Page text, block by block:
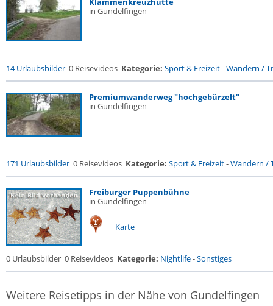
in Gundelfingen
14 Urlaubsbilder 0 Reisevideos Kategorie: Sport & Freizeit-Wandern /
Premiumwanderweg "hochgebürzelt"
in Gundelfingen
171 Urlaubsbilder 0 Reisevideos Kategorie: Sport & Freizeit-Wandern /
Freiburger Puppenbühne
in Gundelfingen
Karte
0 Urlaubsbilder 0 Reisevideos Kategorie: Nightlife-Sonstiges
Weitere Reisetipps in der Nähe von Gundelfingen